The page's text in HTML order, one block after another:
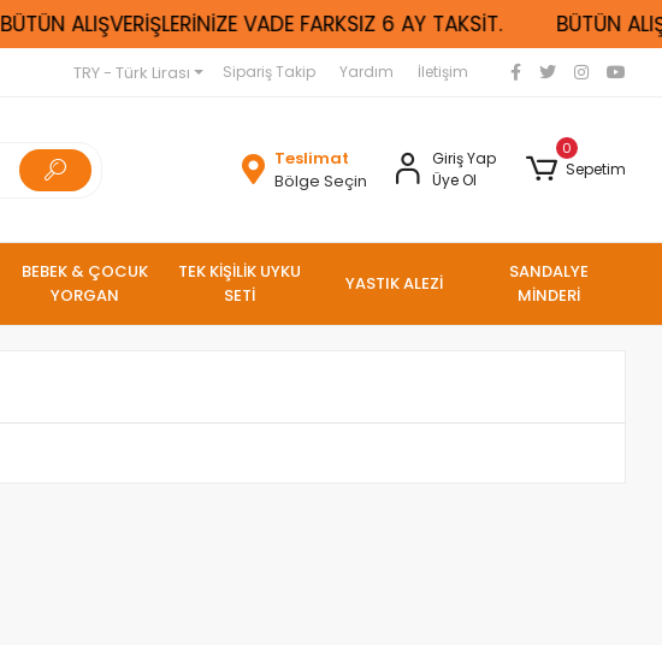
BÜTÜN ALIŞVERİŞLERİNİZE VADE FARKSIZ 6 AY TAKSİT. BÜTÜN
TRY - Türk Lirası Sipariş Takip Yardım İletişim
Teslimat
Bölge Seçin
Giriş Yap
Üye Ol
0
Sepetim
BEBEK & ÇOCUK
YORGAN
TEK KİŞİLİK UYKU
SETİ
YASTIK ALEZİ
SANDALYE
MİNDERİ